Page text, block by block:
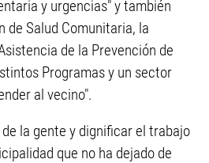
y urgencias" y también
de Salud Comunitaria, la
de la Prevención de
Programas y un sector
al vecino".
la gente y dignificar el trabajo
que no ha dejado de